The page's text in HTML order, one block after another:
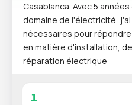
Casablanca. Avec 5
domaine de l'électricité,
nécessaires pour
en matière d'installation,
réparation électrique
1